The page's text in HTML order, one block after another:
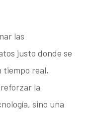
las
justo donde se
tiempo real,
la
sino una